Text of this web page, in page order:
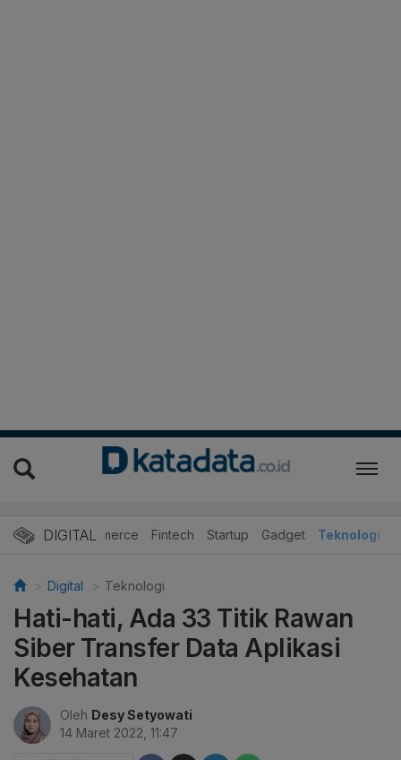
DIGITAL
E-Commerce Fintech Startup Gadget Teknologi
Digital Teknologi
Hati-hati, Ada 33 Titik Rawan
Siber Transfer Data Aplikasi
Kesehatan
Oleh Desy Setyowati
14 Maret 2022, 11:47